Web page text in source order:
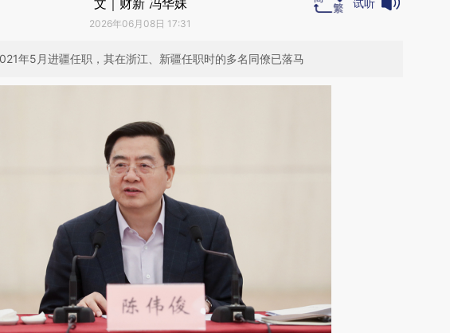
文｜财新 冯华妹
2026年06月08日 17:31
试听
年5月进疆任职，其在浙江、新疆任职时的多名同僚已落马